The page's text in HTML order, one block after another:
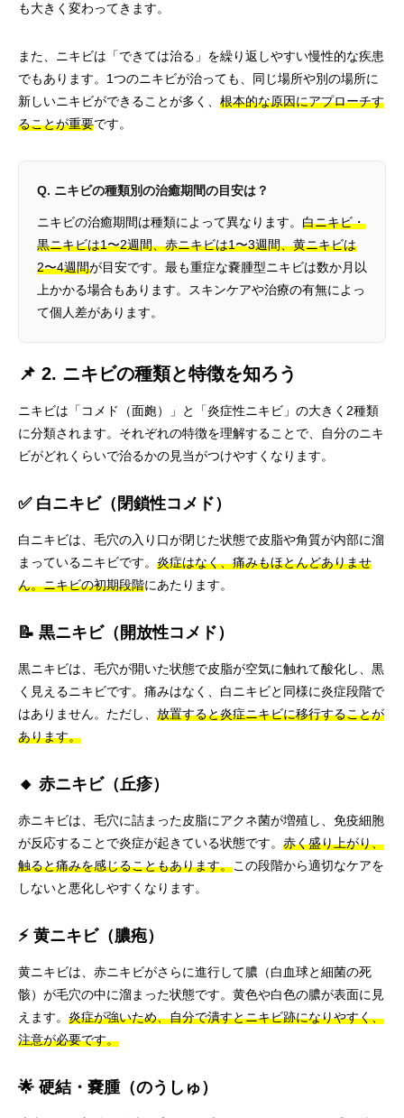
も大きく変わってきます。
また、ニキビは「できては治る」を繰り返しやすい慢性的な疾患
でもあります。1つのニキビが治っても、同じ場所や別の場所に
新しいニキビができることが多く、 根本的な原因にアプローチす
ることが重要です。
Q. ニキビの種類別の治癒期間の目安は？
ニキビの治癒期間は種類によって異なります。 白ニキビ・
黒ニキビは1〜2週間、赤ニキビは1〜3週間、黄ニキビは
2〜4週間が目安です。最も重症な嚢腫型ニキビは数か月以
上かかる場合もあります。スキンケアや治療の有無によっ
て個人差があります。
📌 2. ニキビの種類と特徴を知ろう
ニキビは「コメド（面皰）」と「炎症性ニキビ」の大きく2種類
に分類されます。それぞれの特徴を理解することで、自分のニキ
ビがどれくらいで治るかの見当がつけやすくなります。
✅ 白ニキビ（閉鎖性コメド）
白ニキビは、毛穴の入り口が閉じた状態で皮脂や角質が内部に溜
まっているニキビです。 炎症はなく、痛みもほとんどありませ
ん。ニキビの初期段階にあたります。
📝 黒ニキビ（開放性コメド）
黒ニキビは、毛穴が開いた状態で皮脂が空気に触れて酸化し、黒
く見えるニキビです。痛みはなく、白ニキビと同様に炎症段階で
はありません。ただし、 放置すると炎症ニキビに移行することが
あります。
🔸 赤ニキビ（丘疹）
赤ニキビは、毛穴に詰まった皮脂にアクネ菌が増殖し、免疫細胞
が反応することで炎症が起きている状態です。 赤く盛り上がり、
触ると痛みを感じることもあります。この段階から適切なケアを
しないと悪化しやすくなります。
⚡ 黄ニキビ（膿疱）
黄ニキビは、赤ニキビがさらに進行して膿（白血球と細菌の死
骸）が毛穴の中に溜まった状態です。黄色や白色の膿が表面に見
えます。 炎症が強いため、自分で潰すとニキビ跡になりやすく、
注意が必要です。
🌟 硬結・嚢腫（のうしゅ）